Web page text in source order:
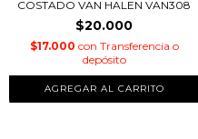
COSTADO VAN HALEN VAN308
$20.000
$17.000 con Transferencia o
depósito